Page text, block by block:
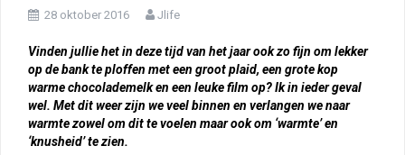
28 oktober 2016 Jlife
Vinden jullie het in deze tijd van het jaar ook zo fijn om lekker
op de bank te ploffen met een groot plaid, een grote kop
warme chocolademelk en een leuke film op? Ik in ieder geval
wel. Met dit weer zijn we veel binnen en verlangen we naar
warmte zowel om dit te voelen maar ook om ‘warmte’ en
‘knusheid’ te zien.